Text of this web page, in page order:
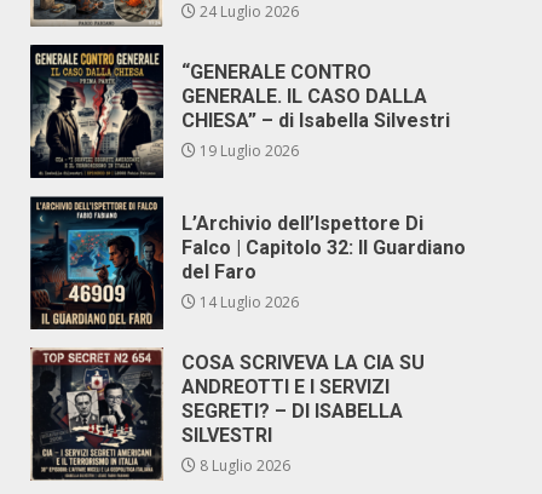
24 Luglio 2026
“GENERALE CONTRO
GENERALE. IL CASO DALLA
CHIESA” – di Isabella Silvestri
19 Luglio 2026
L’Archivio dell’Ispettore Di
Falco | Capitolo 32: Il Guardiano
del Faro
14 Luglio 2026
COSA SCRIVEVA LA CIA SU
ANDREOTTI E I SERVIZI
SEGRETI? – DI ISABELLA
SILVESTRI
8 Luglio 2026